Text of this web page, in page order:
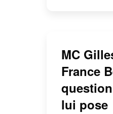
MC
France
lui pose